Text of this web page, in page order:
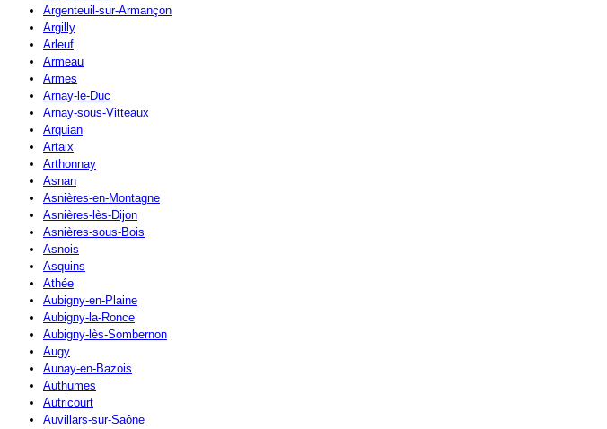
Argenteuil-sur-Armançon
Argilly
Arleuf
Armeau
Armes
Arnay-le-Duc
Arnay-sous-Vitteaux
Arquian
Artaix
Arthonnay
Asnan
Asnières-en-Montagne
Asnières-lès-Dijon
Asnières-sous-Bois
Asnois
Asquins
Athée
Aubigny-en-Plaine
Aubigny-la-Ronce
Aubigny-lès-Sombernon
Augy
Aunay-en-Bazois
Authumes
Autricourt
Auvillars-sur-Saône